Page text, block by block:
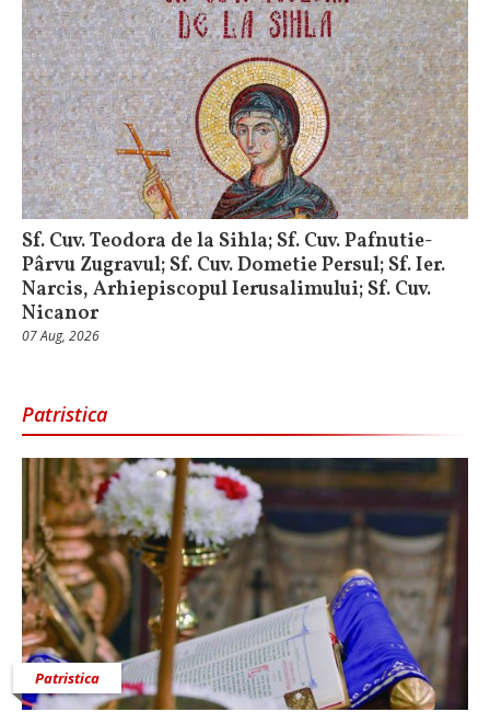
Sf. Cuv. Teodora de la Sihla; Sf. Cuv. Pafnutie-
Pârvu Zugravul; Sf. Cuv. Dometie Persul; Sf. Ier.
Narcis, Arhiepiscopul Ierusalimului; Sf. Cuv.
Nicanor
07 Aug, 2026
Patristica
Patristica